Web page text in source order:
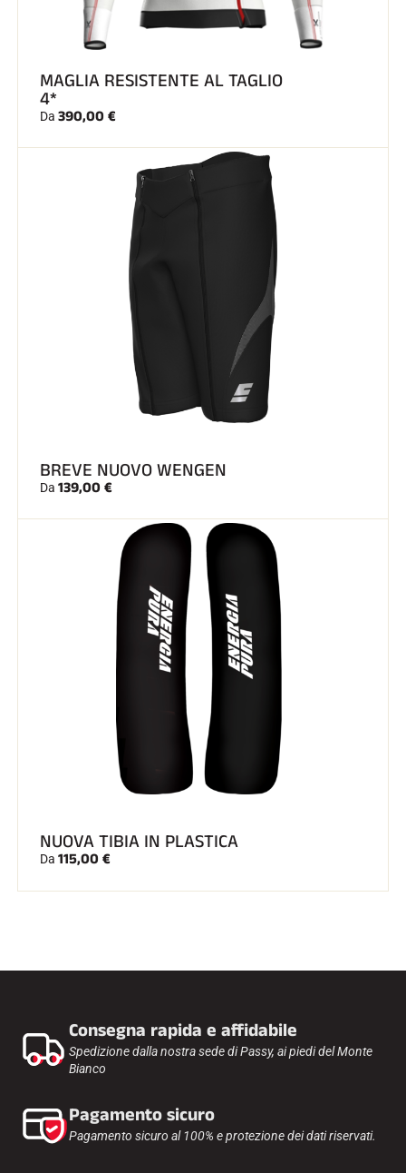
MAGLIA RESISTENTE AL TAGLIO
4*
Da 390,00 €
BREVE NUOVO WENGEN
Da 139,00 €
NUOVA TIBIA IN PLASTICA
Da 115,00 €
Consegna rapida e affidabile
Spedizione dalla nostra sede di Passy, ai piedi del Monte
Bianco
Pagamento sicuro
Pagamento sicuro al 100% e protezione dei dati riservati.